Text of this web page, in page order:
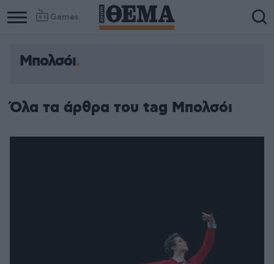
Games
Μπολσόι
Όλα τα άρθρα του tag Μπολσόι